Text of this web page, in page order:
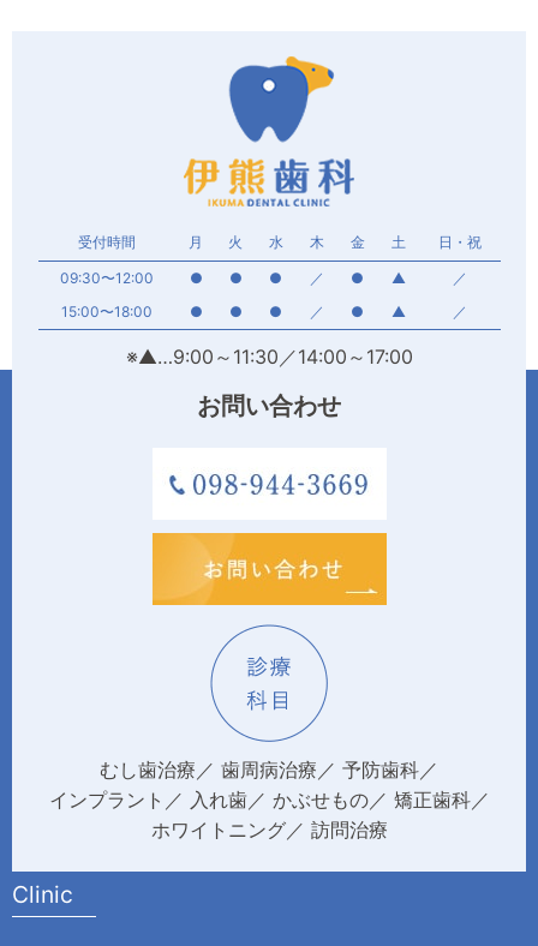
受付時間 月 火 水 木 金 土
日・祝
09:30〜12:00
● ● ● ／ ● ▲
／
15:00〜18:00
● ● ● ／ ● ▲ ／
※▲…9:00～11:30／14:00～17:00
お問い合わせ
むし歯治療 歯周病治療
予防歯科
インプラント
入れ歯 かぶせもの
矯正歯科
ホワイトニング
訪問治療
Clinic